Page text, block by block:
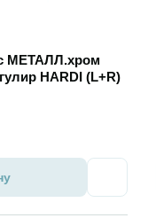
МЕТАЛЛ.хром
HARDI (L+R)